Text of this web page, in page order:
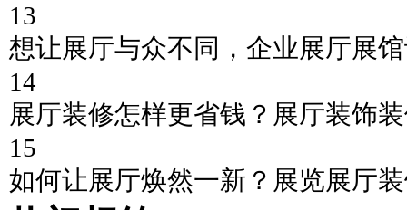
13
想让展厅与众不同，企业展厅展
14
展厅装修怎样更省钱？展厅装饰
15
如何让展厅焕然一新？展览展厅